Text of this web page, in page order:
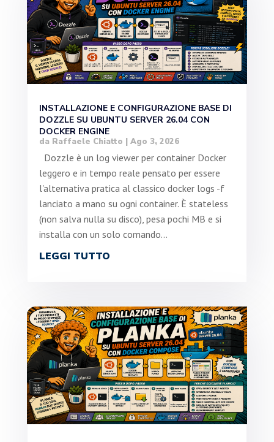
INSTALLAZIONE E CONFIGURAZIONE BASE DI
DOZZLE SU UBUNTU SERVER 26.04 CON
DOCKER ENGINE
da Raffaele Chiatto | Ago 3, 2026
Dozzle è un log viewer per container Docker
leggero e in tempo reale pensato per essere
l'alternativa pratica al classico docker logs -f
lanciato a mano su ogni container. È stateless
(non salva nulla su disco), pesa pochi MB e si
installa con un solo comando...
LEGGI TUTTO